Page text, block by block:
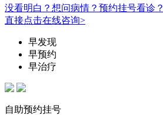
没看明白？想问病情？预约挂号看诊？
直接点击在线咨询>
早发现
早预约
早治疗
自助预约挂号